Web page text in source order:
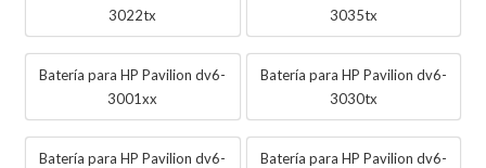
3022tx
3035tx
Batería para HP Pavilion dv6-
3001xx
Batería para HP Pavilion dv6-
3030tx
Batería para HP Pavilion dv6-
Batería para HP Pavilion dv6-